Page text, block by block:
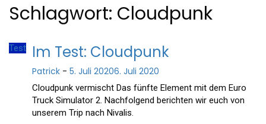
Schlagwort: Cloudpunk
Test Im Test: Cloudpunk
Patrick - 5. Juli 20206. Juli 2020
Cloudpunk vermischt Das fünfte Element mit dem Euro
Truck Simulator 2. Nachfolgend berichten wir euch von
unserem Trip nach Nivalis.